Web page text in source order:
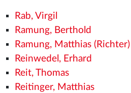
Rab, Virgil
Ramung, Berthold
Ramung, Matthias (Richter)
Reinwedel, Erhard
Reit, Thomas
Reitinger, Matthias